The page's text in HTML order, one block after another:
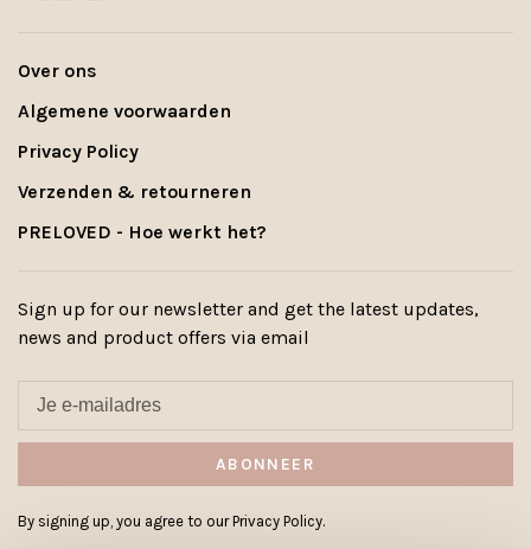
Over ons
Algemene voorwaarden
Privacy Policy
Verzenden & retourneren
PRELOVED - Hoe werkt het?
Sign up for our newsletter and get the latest updates,
news and product offers via email
ABONNEER
By signing up, you agree to our Privacy Policy.